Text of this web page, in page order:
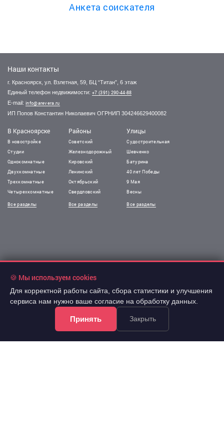
Анкета соискателя
Наши контакты
г. Красноярск, ул. Взлетная, 59, БЦ “Титан”, 6 этаж
Единый телефон недвижимости: +7 (391) 290-44-88
E-mail: info@arevera.ru
ИП Попов Константин Николаевич ОГРНИП 304246629400082
В Красноярске
В новостройке
Студии
Однокомнатные
Двухкомнатные
Трехкомнатные
Четырехкомнатные
Все разделы
Районы
Советский
Железнодорожный
Кировский
Ленинский
Октябрьский
Свердловский
Все разделы
Улицы
Судостроительная
Шевченко
Батурина
40 лет Победы
9 Мая
Весны
Все разделы
!Информация на сайте не является публичной офертой.
материалов сайта обязательна гиперссылка.
🍪 Мы используем cookies
Для корректной работы сайта, сбора статистики и улучшения
сервиса нам нужно ваше согласие на обработку данных.
Принять Закрыть